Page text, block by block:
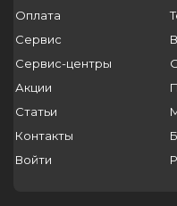
Оплата
Сервис
Сервис-центры
Акции
Статьи
Контакты
Войти